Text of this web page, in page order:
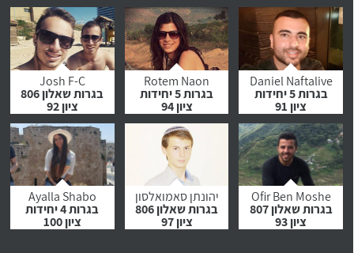
לחץ לצפייה
בהמלצה
לחץ לצפייה
בהמלצה
לחץ לצפייה
בהמלצה
Daniel Naftalive
בגרות 5 יחידות
ציון 91
לחץ לצפייה
בהמלצה
Rotem Naon
בגרות 5 יחידות
ציון 94
לחץ לצפייה
בהמלצה
Josh F-C
בגרות שאלון 806
ציון 92
לחץ לצפייה
בהמלצה
Ofir Ben Moshe
בגרות שאלון 807
ציון 93
יהונתן סאמואלסון
בגרות שאלון 806
ציון 97
Ayalla Shabo
בגרות 4 יחידות
ציון 100